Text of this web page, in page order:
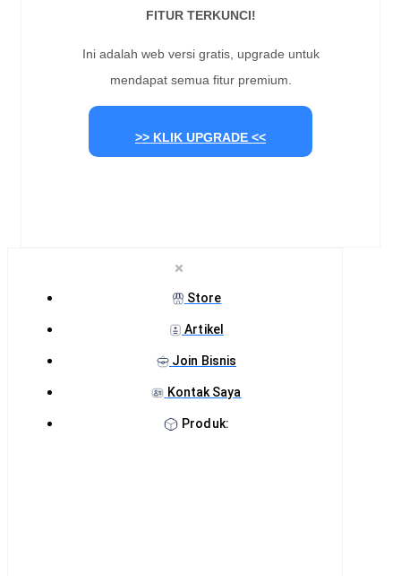
FITUR TERKUNCI!
Ini adalah web versi gratis, upgrade untuk
mendapat semua fitur premium.
>> KLIK UPGRADE <<
Store
Artikel
Join Bisnis
Kontak Saya
Produk: